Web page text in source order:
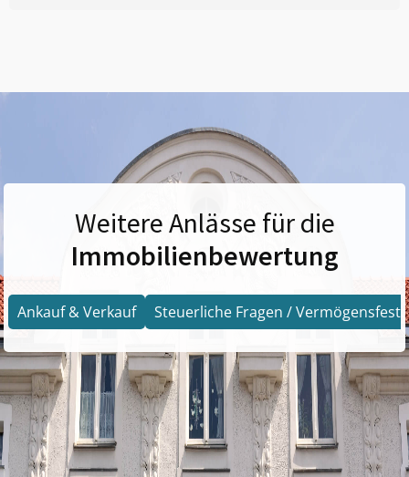
Weitere Anlässe für die
Immobilienbewertung
Ankauf & Verkauf Steuerliche Fragen /